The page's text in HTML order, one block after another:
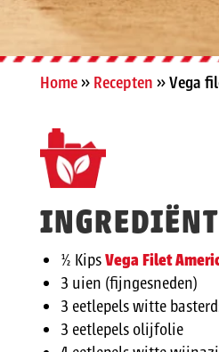
Home» Recepten »Vega
½ KipsVega Filet
3 uien (fijngesneden)
3 eetlepels witte
3 eetlepels olijfolie